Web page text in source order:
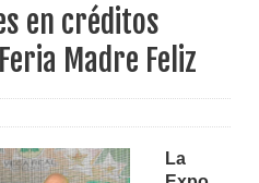
en créditos
Madre Feliz
La